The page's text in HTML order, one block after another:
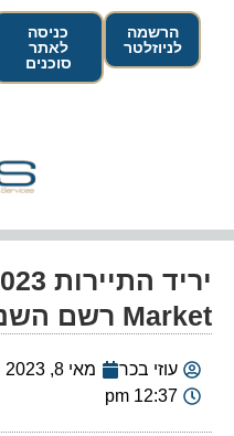
הרשמה
לניוזלטר
כניסה
לאתר
סוכנים
Market רשם השנה שיאים חדשים
עוזי בכר
מאי 8, 2023
12:37 pm